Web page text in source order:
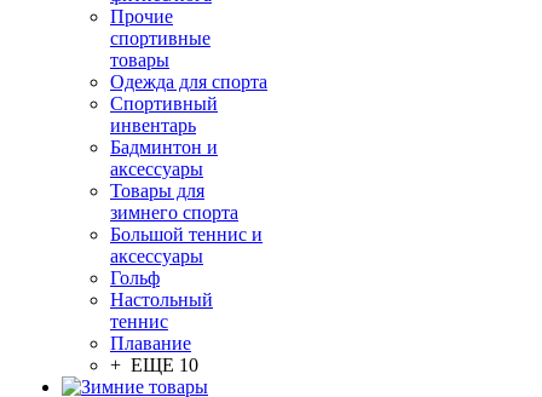
Прочие
спортивные
товары
Одежда для спорта
Спортивный
инвентарь
Бадминтон и
аксессуары
Товары для
зимнего спорта
Большой теннис и
аксессуары
Гольф
Настольный
теннис
Плавание
+ ЕЩЕ 10